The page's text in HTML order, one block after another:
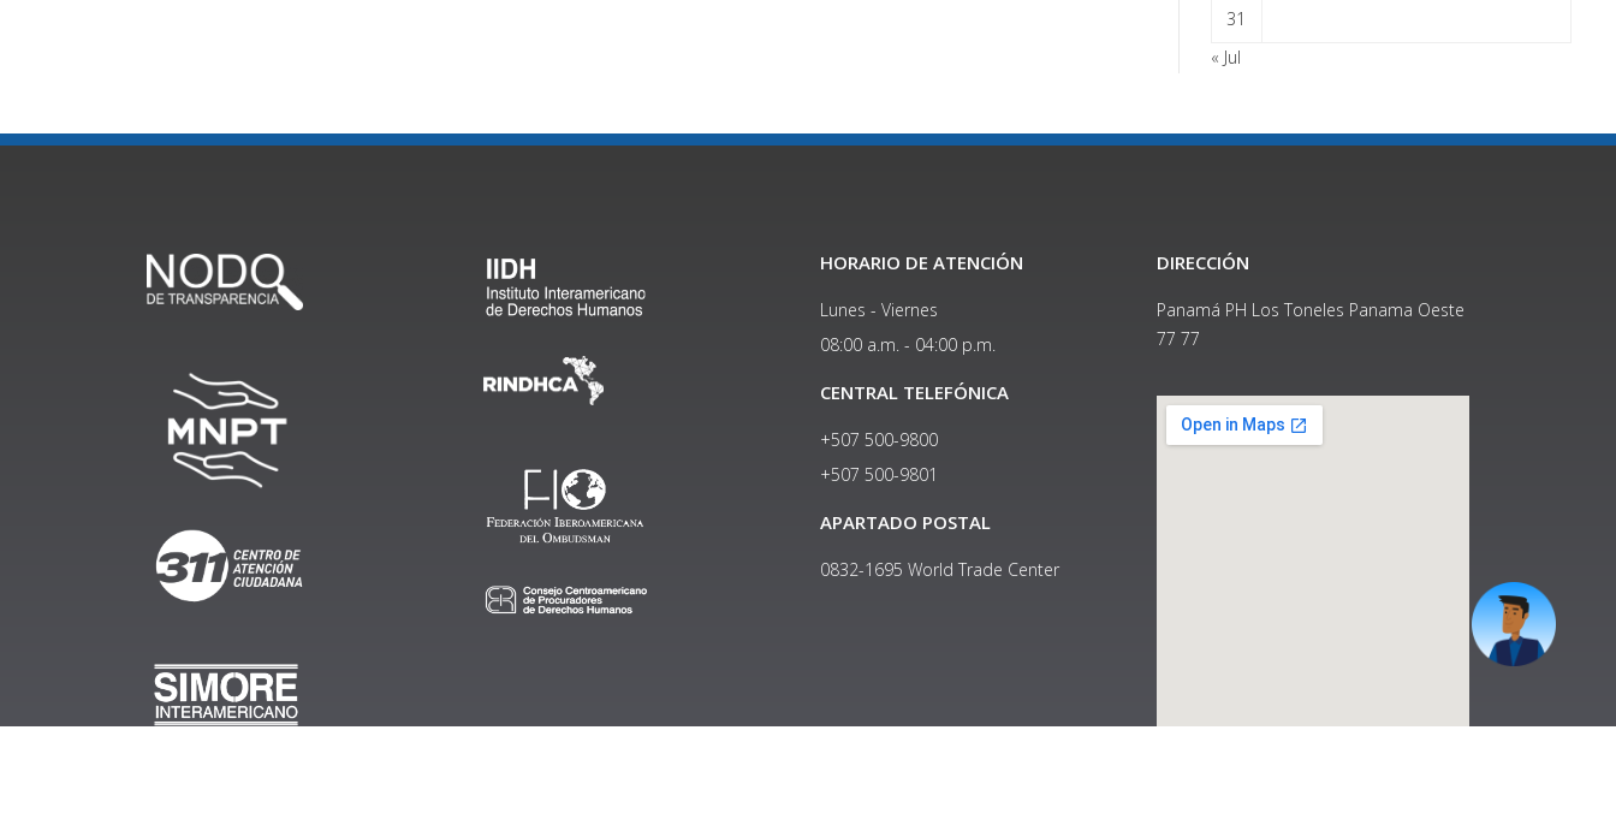
31
« Jul
HORARIO DE ATENCIÓN
Lunes - Viernes
08:00 a.m. - 04:00 p.m.
CENTRAL TELEFÓNICA
+507 500-9800
+507 500-9801​
APARTADO POSTAL
0832-1695 World Trade Center
DIRECCIÓN
Panamá PH Los Toneles Panama Oeste
77 77